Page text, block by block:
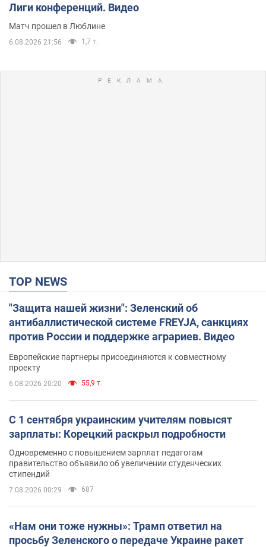
Лиги конференций. Видео
Матч прошел в Люблине
6.08.2026 21:56 1,7 т.
TOP NEWS
"Защита нашей жизни": Зеленский об
антибаллистической системе FREYJA, санкциях
против России и поддержке аграриев. Видео
Европейские партнеры присоединяются к совместному
проекту
6.08.2026 20:20 55,9 т.
С 1 сентября украинским учителям повысят
зарплаты: Корецкий раскрыл подробности
Одновременно с повышением зарплат педагогам
правительство объявило об увеличении студенческих
стипендий
7.08.2026 00:29 687
«Нам они тоже нужны»: Трамп ответил на
просьбу Зеленского о передаче Украине ракет